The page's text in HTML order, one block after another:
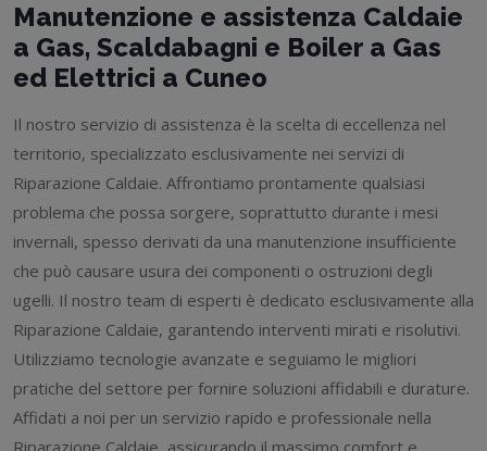
Manutenzione e assistenza Caldaie
a Gas, Scaldabagni e Boiler a Gas
ed Elettrici a Cuneo
Il nostro servizio di assistenza è la scelta di eccellenza nel
territorio, specializzato esclusivamente nei servizi di
Riparazione Caldaie. Affrontiamo prontamente qualsiasi
problema che possa sorgere, soprattutto durante i mesi
invernali, spesso derivati da una manutenzione insufficiente
che può causare usura dei componenti o ostruzioni degli
ugelli. Il nostro team di esperti è dedicato esclusivamente alla
Riparazione Caldaie, garantendo interventi mirati e risolutivi.
Utilizziamo tecnologie avanzate e seguiamo le migliori
pratiche del settore per fornire soluzioni affidabili e durature.
Affidati a noi per un servizio rapido e professionale nella